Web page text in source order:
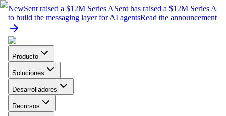
NewSent raised a $12M Series ASent has raised a $12M Series A
to build the messaging layer for AI agentsRead the announcement
Producto
Soluciones
Desarrolladores
Recursos